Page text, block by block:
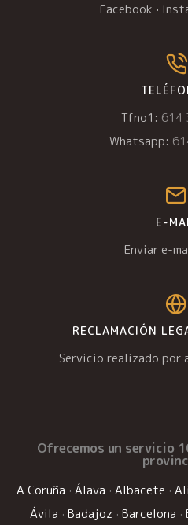
Facebook ·
Tfno1: 614
Whatsapp:
E-
Enviar e-
RECLAMACIÓN
Servicio realizado por
Ofrecemos un servicio
A Coruña · Álava · Albacete ·
Ávila · Badajoz · Barcelona ·